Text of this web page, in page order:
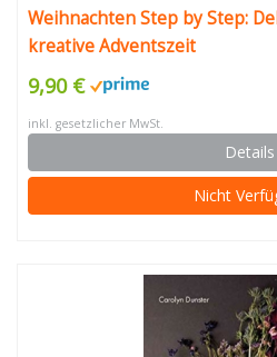
Weihnachten Step by Step:
kreative Adventszeit
9,90 €
inkl. gesetzlicher MwSt.
Details
Nicht